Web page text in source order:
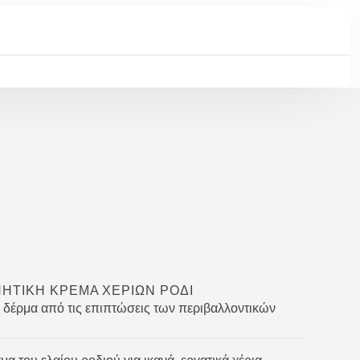
ΚΡΈΜΑ ΧΕΡΙΏΝ ΡΌΔΙ
δέρμα από τις επιπτώσεις των περιβαλλοντικών